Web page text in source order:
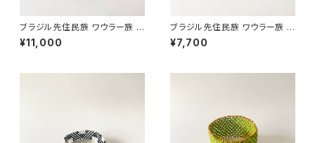
ブラジル先住民族 ワウラー族 ビ
ーズブレスレット 3.7cm幅 内周
17cm
¥11,000
ブラジル先住民族 ワウラー族 ビ
ーズブレスレット 1cm幅 内周17
cm
¥7,700